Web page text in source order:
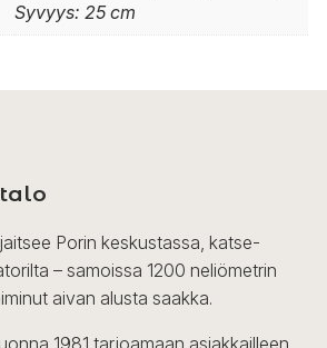
Syvyys: 25 cm
Porin keskustassa, katse-
– samoissa 1200 neliömetrin
aivan alusta saakka.
1981 tarjoamaan asiakkailleen